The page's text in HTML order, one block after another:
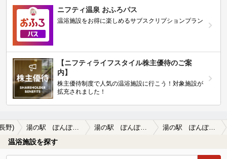
ニフティ温泉 おふろパス
温浴施設をお得に楽しめるサブスクリプションプラン
【ニフティライフスタイル株主優待のご案
内】
株主優待制度で人気の温浴施設に行こう！対象施設が
拡充されました！
野) 湯の駅 ぽんぽこ（旧 間山温泉 ぽんぽこの湯） 湯の駅 ぽんぽこ（旧 間山温泉 ぽんぽこの湯）の口コミ一覧 湯の駅 ぽんぽこ（旧 間山温泉 ぽんぽこの湯）の口コミ 中野市から温泉施設を無償譲渡され、20…
温浴施設を探す